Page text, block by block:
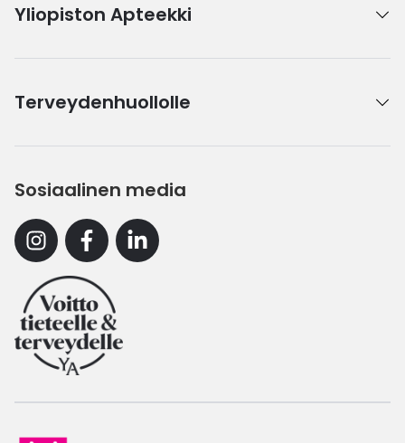
Yliopiston Apteekki
Terveydenhuollolle
Sosiaalinen media
InstagramFacebookLinkedin